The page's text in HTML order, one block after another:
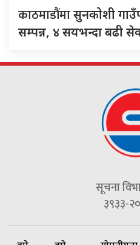
काठमाडौंमासुनकोशी
सम्पन्न, ४ सयभन्दा बढी
सूचना
३९३३-